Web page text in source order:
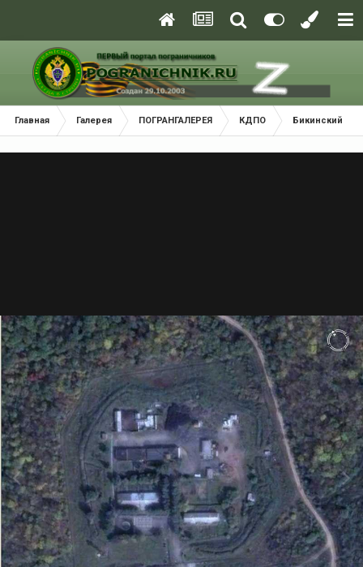
Главная Галерея ПОГРАНГАЛЕРЕЯ КДПО Бикинский